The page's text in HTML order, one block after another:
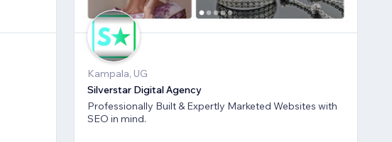
Kampala, UG
Silverstar Digital Agency
Professionally Built & Expertly Marketed Websites with
SEO in mind.